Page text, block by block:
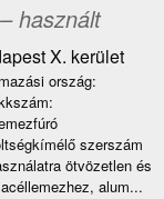
– használt
X. kerület
ország:
szerszám
ötvözetlen és
alum...